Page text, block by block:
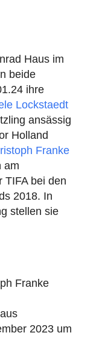
Haus im
beide
ihre
Lockstaedt
ansässig
Holland
Franke
am
TIFA bei den
2018. In
stellen sie
Franke
2023 um